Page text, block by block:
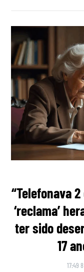
“Telefonava
‘reclama’
ter sido
17
17:49